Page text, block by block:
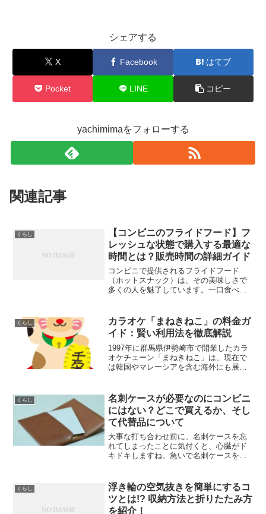
シェアする
X Facebook はてブ
Pocket LINE コピー
yachimimaをフォローする
関連記事
くらし
【コンビニのフライドフード】フ
レッシュな状態で購入する最適な
時間とは？販売時間の詳細ガイド
コンビニで提供されるフライドフード
（ホットスナック）は、その美味しさで
多くの人を魅了しています。一口食べる
キン、コロッケ、フライドポテト、アメ
リカンドッグなど、ついつい...
くらし
カラオケ「まねきねこ」の料金ガ
イド：賢い利用法を徹底解説
1997年に群馬県伊勢崎市で開業したカラ
オケチェーン「まねきねこ」は、現在で
は韓国やマレーシアを含む海外にも展開
まで多くの人々に利用されており、ファ
ミリー、一人カラオケ...
くらし
名刺ケースが必要なのにコンビニ
にはない？どこで買えるか、そし
て代替品について
大事な打ち合わせ前に、名刺ケースを忘
れてしまったことに気付くと、心臓がド
キドキしますね。急いで名刺ケースを探
コンビニで名刺ケースを見つけるのは難
しいんです。以前はファミ...
くらし
浮き輪の空気抜きを簡単にするコ
ツとは!? 収納方法と折りたたみ方
を紹介！